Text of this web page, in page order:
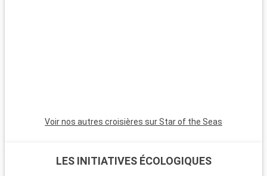
Voir nos autres croisières sur Star of the Seas
LES INITIATIVES ÉCOLOGIQUES